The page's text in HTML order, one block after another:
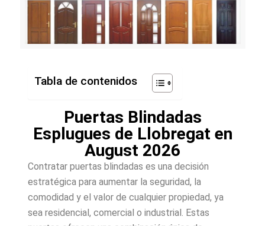
Tabla de contenidos
Puertas Blindadas
Esplugues de Llobregat en
August 2026
Contratar puertas blindadas es una decisión
estratégica para aumentar la seguridad, la
comodidad y el valor de cualquier propiedad, ya
sea residencial, comercial o industrial. Estas